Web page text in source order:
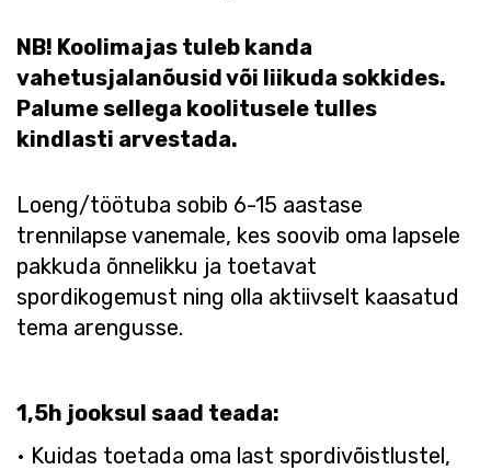
NB! Koolimajas tuleb kanda
vahetusjalanõusid või liikuda sokkides.
Palume sellega koolitusele tulles
kindlasti arvestada.
Loeng/töötuba sobib 6-15 aastase
trennilapse vanemale, kes soovib oma lapsele
pakkuda õnnelikku ja toetavat
spordikogemust ning olla aktiivselt kaasatud
tema arengusse.
1,5h jooksul saad teada:
• Kuidas toetada oma last spordivõistlustel​,